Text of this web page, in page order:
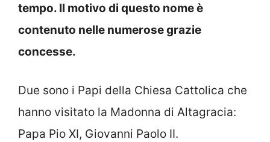
tempo. Il motivo di questo nome è
contenuto nelle numerose grazie
concesse.
Due sono i Papi della Chiesa Cattolica che
hanno visitato la Madonna di Altagracia:
Papa Pio XI, Giovanni Paolo II.